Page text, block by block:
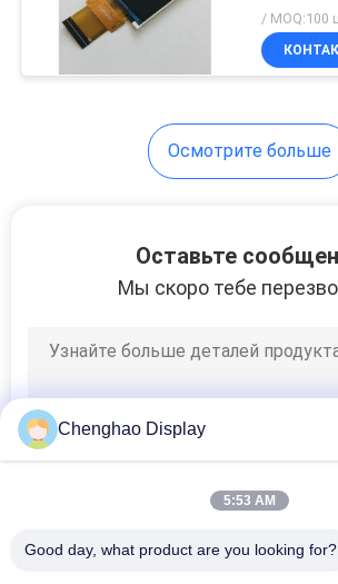
/ MOQ:100
Осмотрите больше
Оставьте
Мы скоро тебе
Chenghao Display
5:53 AM
Good day, what product are you looking for?